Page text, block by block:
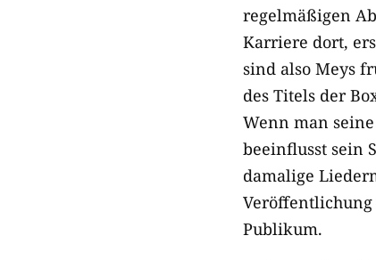
regelmäßigen
Karriere dort,
sind also Meys
des Titels der
Wenn man
beeinflusst sein
damalige
Publikum.